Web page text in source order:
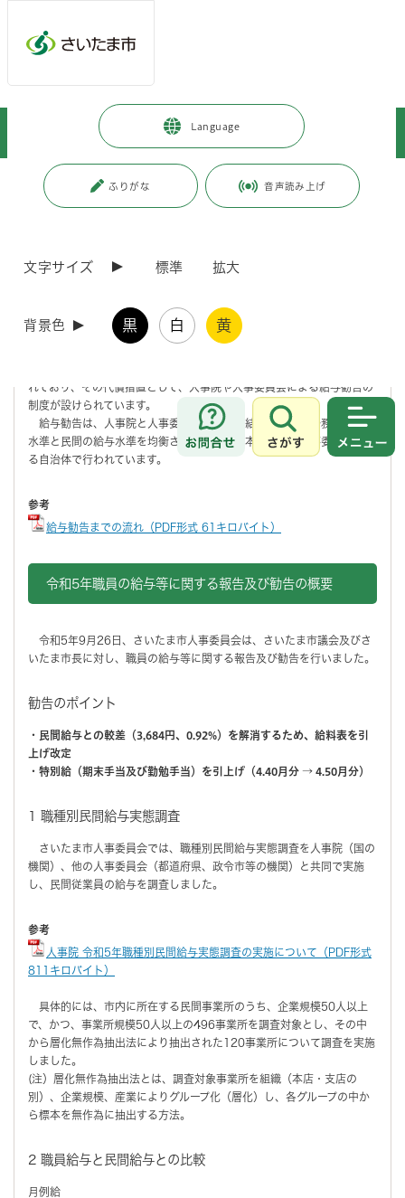
Language
ふりがな 音声読み上げ
文字サイズ 標準 拡大
背景色 黒 白 黄
お問合せ
さがす
市政情報 さいたま市の人事 >
更新日付：2023年9月26日 / ページ番号：C099315
給与勧告とは
れており、その代償措置として、人事院や人事委員会による給与勧告の
制度が設けられています。
給与勧告は、人事院と人事委員会の調査の結果により、公務員の給与
水準と民間の給与水準を均衡させることを基本に、国や人事委員会のあ
る自治体で行われています。
参考
給与勧告までの流れ（PDF形式 61キロバイト）
令和5年職員の給与等に関する報告及び勧告の概要
令和5年9月26日、さいたま市人事委員会は、さいたま市議会及びさ
いたま市長に対し、職員の給与等に関する報告及び勧告を行いました。
勧告のポイント
・民間給与との較差（3,684円、0.92%）を解消するため、給料表を引
上げ改定
・特別給（期末手当及び勤勉手当）を引上げ（4.40月分 → 4.50月分）
1 職種別民間給与実態調査
さいたま市人事委員会では、職種別民間給与実態調査を人事院（国の
機関）、他の人事委員会（都道府県、政令市等の機関）と共同で実施
し、民間従業員の給与を調査しました。
参考
人事院 令和5年職種別民間給与実態調査の実施について（PDF形式
811キロバイト）
具体的には、市内に所在する民間事業所のうち、企業規模50人以上
で、かつ、事業所規模50人以上の496事業所を調査対象とし、その中
から層化無作為抽出法により抽出された120事業所について調査を実施
しました。
(注）層化無作為抽出法とは、調査対象事業所を組織（本店・支店の
別）、企業規模、産業によりグループ化（層化）し、各グループの中か
ら標本を無作為に抽出する方法。
2 職員給与と民間給与との比較
月例給